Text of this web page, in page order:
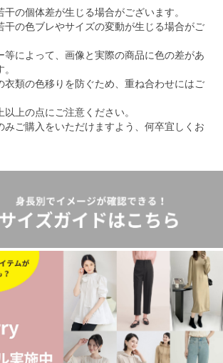
干の個体差が生じる場合がございます。
干の色ブレやサイズの変動が生じる場合がご
等によって、画像と実際の商品に色の差があ
。
衣類の色移りを防ぐため、重ね合わせにはご
上の点にご注意ください。
みご購入をいただけますよう、何卒宜しくお